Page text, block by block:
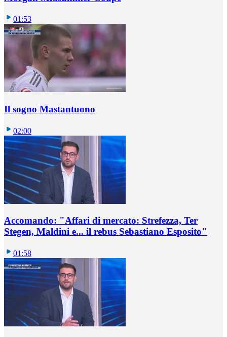
01:53
Il sogno Mastantuono
02:00
Accomando: "Affari di mercato: Strefezza, Ter
Stegen, Maldini e... il rebus Sebastiano Esposito"
01:58